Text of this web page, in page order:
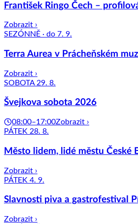
František Ringo Čech –
Zobrazit ›
SEZÓNNĚ · do 7. 9.
Terra Aurea v Prácheňském
Zobrazit ›
SOBOTA 29. 8.
Švejkova sobota 2026
08:00–17:00Zobrazit ›
PÁTEK 28. 8.
Město lidem, lidé městu České
Zobrazit ›
PÁTEK 4. 9.
Slavnosti piva a gastrofestival
Zobrazit ›